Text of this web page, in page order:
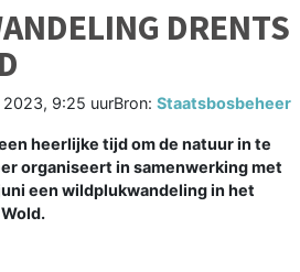
DRENTS
2023, 9:25 uurBron: Staatsbosbeheer
heerlijke tijd om de natuur in te
organiseert in samenwerking met
een wildplukwandeling in het